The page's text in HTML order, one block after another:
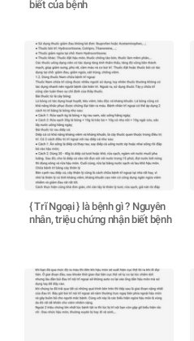
biết của bệnh
{ Trĩ Ngoại } là bệnh gì ? Nguyên
nhân, triệu chứng nhận biết bệnh